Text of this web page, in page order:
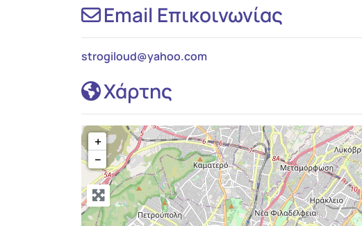
Email Επικοινωνίας
strogiloud@yahoo.com
Χάρτης
+
−